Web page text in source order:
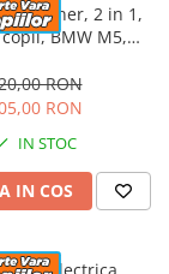
cu maner, 2 in 1,
BMW M5,
RON
RON
IN STOC
IN COS
electrica